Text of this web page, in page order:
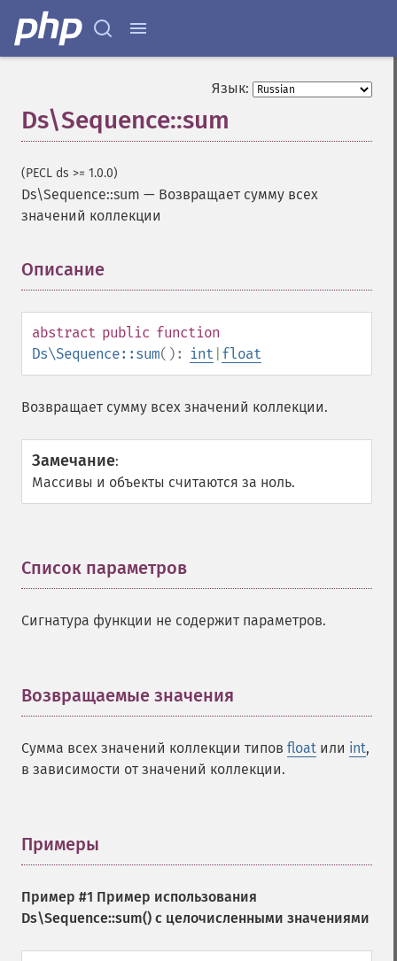
Язык:
Ds\Sequence::sum
(PECL ds >= 1.0.0)
Ds\Sequence::sum — Возвращает сумму всех
значений коллекции
Описание
abstract public function
Ds\Sequence::sum(): int float
Возвращает сумму всех значений коллекции.
Замечание:
Массивы и объекты считаются за ноль.
Список параметров
Сигнатура функции не содержит параметров.
Возвращаемые значения
Сумма всех значений коллекции типов float или int,
в зависимости от значений коллекции.
Примеры
Пример #1 Пример использования
Ds\Sequence::sum() с целочисленными значениями